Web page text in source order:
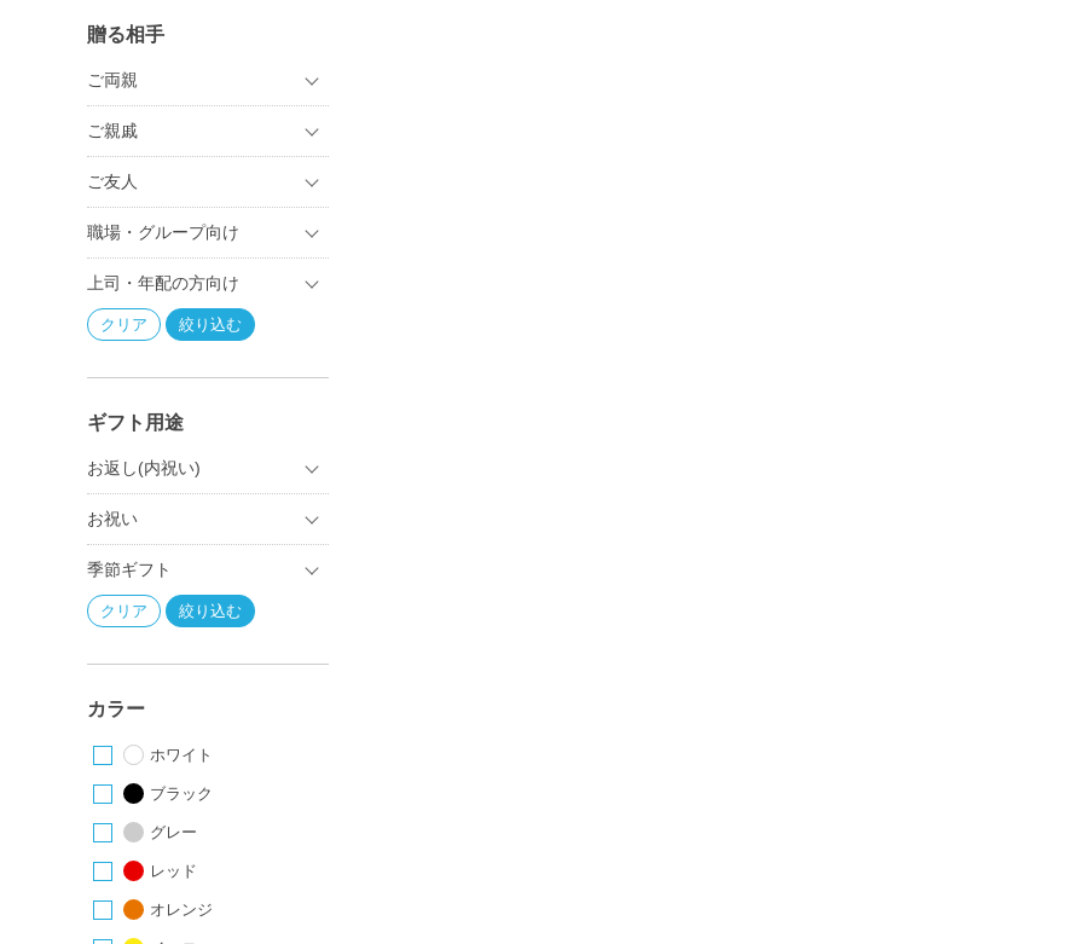
贈る相手
ご両親
ご親戚
ご友人
職場・グループ向け
上司・年配の方向け
ギフト用途
お返し(内祝い)
お祝い
季節ギフト
カラー
ホワイト
ブラック
グレー
レッド
オレンジ